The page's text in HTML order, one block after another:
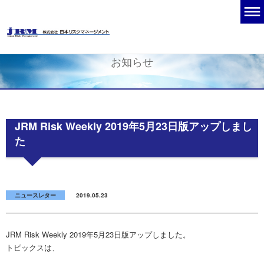
お知らせ
JRM Risk Weekly 2019年5月23日版アップしまし
た
ニュースレター 2019.05.23
JRM Risk Weekly 2019年5月23日版アップしました。
トピックスは、